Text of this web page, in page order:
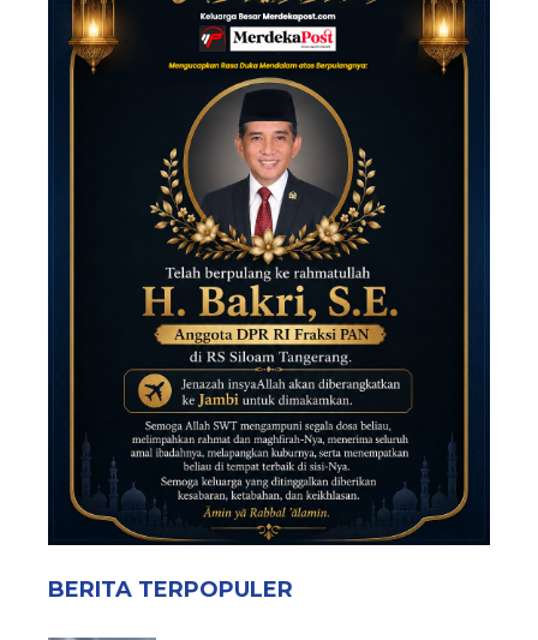
BERITA TERPOPULER